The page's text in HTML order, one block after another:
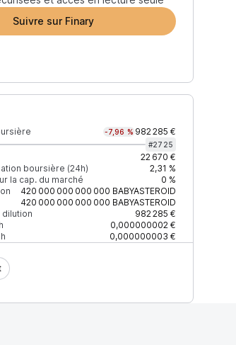
Suivre sur Finary
-7,96 % 982 285 €
#2725
22 670 €
boursière (24h)
2,31 %
la cap. du marché
0 %
420 000 000 000 000 BABYASTEROID
420 000 000 000 000 BABYASTEROID
dilution
982 285 €
0,000000002 €
0,000000003 €
Confiance Mis à jour